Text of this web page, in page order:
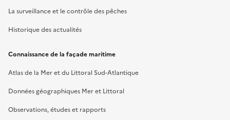
La surveillance et le contrôle des pêches
Historique des actualités
Connaissance de la façade maritime
Atlas de la Mer et du Littoral Sud-Atlantique
Données géographiques Mer et Littoral
Observations, études et rapports